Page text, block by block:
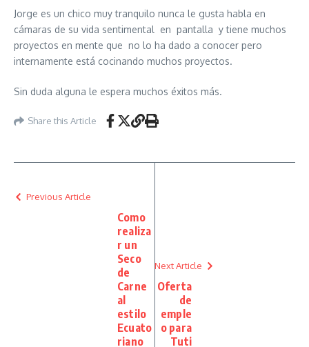
Jorge es un chico muy tranquilo nunca le gusta habla en
cámaras de su vida sentimental en pantalla y tiene muchos
proyectos en mente que no lo ha dado a conocer pero
internamente está cocinando muchos proyectos.
Sin duda alguna le espera muchos éxitos más.
Share this Article
Previous Article
Como
realiza
r un
Seco
de
Carne
al
estilo
Ecuato
riano
Next Article
Oferta
de
emple
o para
Tuti